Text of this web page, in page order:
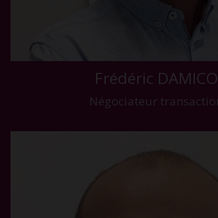
Frédéric DAMICO
Négociateur